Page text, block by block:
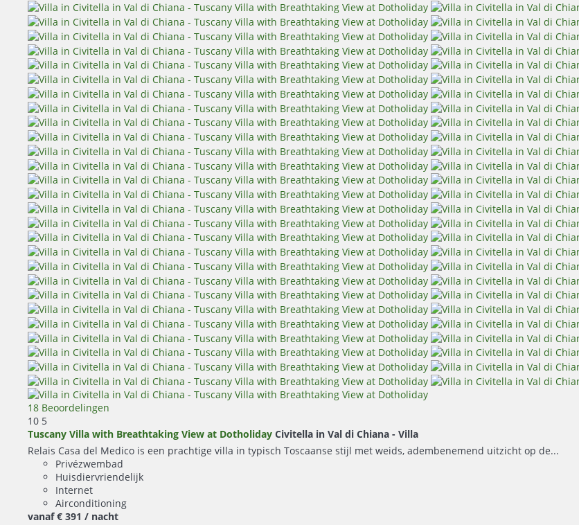
18 Beoordelingen
10 5
Tuscany Villa with Breathtaking View at Dotholiday Civitella in Val di Chiana - Villa
Relais Casa del Medico is een prachtige villa in typisch Toscaanse stijl met weids, adembenemend uitzicht op de...
Privézwembad
Huisdiervriendelijk
Internet
Airconditioning
vanaf € 391 / nacht